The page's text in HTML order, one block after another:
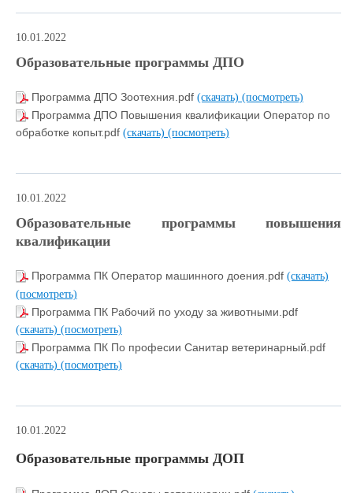
10.01.2022
Образовательные программы ДПО
Программа ДПО Зоотехния.pdf (скачать) (посмотреть)
Программа ДПО Повышения квалификации Оператор по
обработке копыт.pdf (скачать) (посмотреть)
10.01.2022
Образовательные программы повышения
квалификации
Программа ПК Оператор машинного доения.pdf (скачать)
(посмотреть)
Программа ПК Рабочий по уходу за животными.pdf
(скачать) (посмотреть)
Программа ПК По професии Санитар ветеринарный.pdf
(скачать) (посмотреть)
10.01.2022
Образовательные программы ДОП